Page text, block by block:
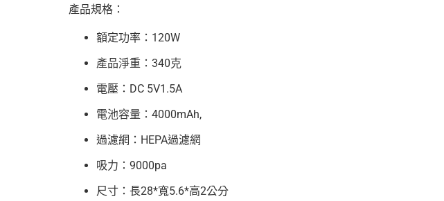
產品規格：
額定功率：120W
產品淨重：340克
電壓：DC 5V1.5A
電池容量：4000mAh,
過濾網：HEPA過濾網
吸力：9000pa
尺寸：長28*寬5.6*高2公分